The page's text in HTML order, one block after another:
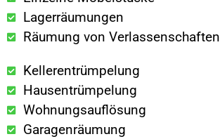
Lagerräumungen
Räumung von Verlassenschaften
Kellerentrümpelung
Hausentrümpelung
Wohnungsauflösung
Garagenräumung